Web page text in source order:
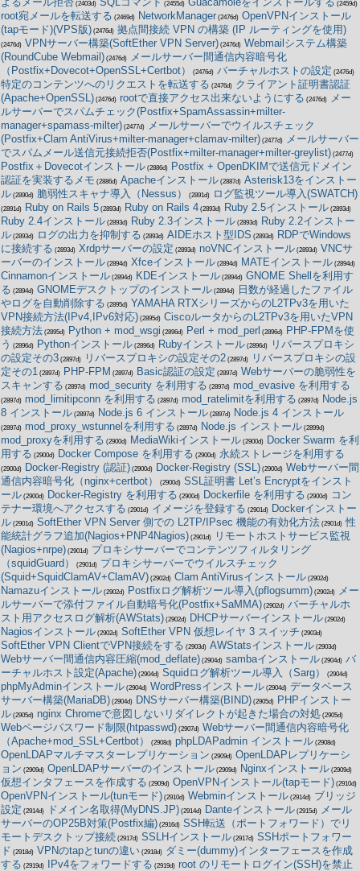
(2403d) (2455d) (2459d)
root宛メールを転送する (2469d) NetworkManager (2476d) OpenVPNインストール
(tapモード)(VPS版) (2476d) 拠点間接続 VPN の構築 (IP ルーティングを使用)
(2476d) VPNサーバー構築(SoftEther VPN Server) (2476d) Webmailシステム構築
(RoundCube Webmail) (2476d)
メールサーバー間通信内容暗号化
（Postfix+Dovecot+OpenSSL+Certbot）
(2476d) バーチャルホストの設定 (2476d)
特定のコンテンツへのリクエストを転送する (2476d) クライアント証明書認証
(Apache+OpenSSL) (2476d) rootで直接アクセス出来ないようにする (2476d)
メー
ルサーバーでスパムチェック(Postfix+SpamAssassin+milter-
manager+spamass-milter) (2477d)
メールサーバーでウイルスチェック
(Postfix+Clam AntiVirus+milter-manager+clamav-milter) (2477d)
メールサーバー
でスパムメール送信元接続拒否(Postfix+milter-manager+milter-greylist) (2477d)
Postfix＋Dovecotインストール (2886d) Postfix + OpenDKIMで送信元ドメイン
認証を実装するメモ (2886d) Apacheインストール (2887d) Asterisk13をインストー
ル (2890d) 脆弱性スキャナ導入（Nessus） (2891d) ログ監視ツール導入(SWATCH)
(2891d) Ruby on Rails 5 (2893d) Ruby on Rails 4 (2893d) Ruby 2.5インストール (2893d)
Ruby 2.4インストール (2893d) Ruby 2.3インストール (2893d) Ruby 2.2インストー
ル (2893d) ログの出力を抑制する (2893d) AIDEホスト型IDS (2893d) RDPでWindows
に接続する (2893d) Xrdpサーバーの設定 (2893d) noVNCインストール (2893d) VNCサ
ーバーのインストール (2894d) Xfceインストール (2894d) MATEインストール (2894d)
Cinnamonインストール (2894d) KDEインストール (2894d) GNOME Shellを利用す
る (2894d) GNOMEデスクトップのインストール (2894d)
日数が経過したファイル
やログを自動削除する (2895d) YAMAHA RTXシリーズからのL2TPv3を用いた
VPN接続方法(IPv4,IPv6対応) (2895d) CiscoルータからのL2TPv3を用いたVPN
接続方法 (2895d) Python + mod_wsgi (2896d) Perl + mod_perl (2896d) PHP-FPMを使
う (2896d) Pythonインストール (2896d) Rubyインストール (2896d)
リバースプロキシ
の設定その3 (2897d) リバースプロキシの設定その2 (2897d)
リバースプロキシの設
定その1 (2897d) PHP-FPM (2897d) Basic認証の設定 (2897d) Webサーバーの脆弱性を
スキャンする (2897d) mod_security を利用する (2897d) mod_evasive を利用する
(2897d) mod_limitipconn を利用する (2897d) mod_ratelimitを利用する (2897d) Node.js
8 インストール (2897d) Node.js 6 インストール (2897d) Node.js 4 インストール
(2897d) mod_proxy_wstunnelを利用する (2897d) Node.js インストール (2899d)
mod_proxyを利用する (2900d) MediaWikiインストール (2900d) Docker Swarm を利
用する (2900d) Docker Compose を利用する (2900d) 永続ストレージを利用する
(2900d) Docker-Registry (認証) (2900d) Docker-Registry (SSL) (2900d) Webサーバー間
通信内容暗号化（nginx+certbot）
(2900d) SSL証明書 Let’s Encryptをインスト
ール (2900d) Docker-Registry を利用する (2900d) Dockerfile を利用する (2900d)
コン
テナー環境へアクセスする (2901d) イメージを登録する (2901d) Dockerインストー
ル (2901d) SoftEther VPN Server 側での L2TP/IPsec 機能の有効化方法 (2901d) 性
能統計グラフ追加(Nagios+PNP4Nagios) (2901d)
リモートホストサービス監視
(Nagios+nrpe) (2901d) プロキシサーバーでコンテンツフィルタリング
（squidGuard）
(2901d) プロキシサーバーでウイルスチェック
(Squid+SquidClamAV+ClamAV) (2902d) Clam AntiVirusインストール (2902d)
Namazuインストール (2902d) Postfixログ解析ツール導入(pflogsumm) (2902d)
メー
ルサーバーで添付ファイル自動暗号化(Postfix+SaMMA) (2902d) バーチャルホ
スト用アクセスログ解析(AWStats) (2902d) DHCPサーバーインストール (2902d)
Nagiosインストール (2902d) SoftEther VPN 仮想レイヤ 3 スイッチ (2903d)
SoftEther VPN ClientでVPN接続をする (2903d) AWStatsインストール (2903d)
Webサーバー間通信内容圧縮(mod_deflate) (2904d) sambaインストール (2904d) バ
ーチャルホスト設定(Apache) (2904d) Squidログ解析ツール導入（Sarg） (2904d)
phpMyAdminインストール (2904d) WordPressインストール (2904d) データベース
サーバー構築(MariaDB) (2904d) DNSサーバー構築(BIND) (2905d) PHPインストー
ル (2905d) nginx Chromeで意図しないリダイレクトが起きた場合の対処 (2905d)
Webページパスワード制限(htpasswd) (2907d) Webサーバー間通信内容暗号化
（Apache+mod_SSL+Certbot）
(2908d) phpLDAPadmin インストール (2908d)
OpenLDAPマルチマスターレプリケーション (2909d) OpenLDAPレプリケーシ
ョン (2909d) OpenLDAPサーバーのインストール (2909d) Nginxインストール (2909d)
仮想インタフェースを作成する (2909d) OpenVPNインストール(tapモード) (2910d)
OpenVPNインストール(tunモード) (2910d) Webminインストール (2914d) ブリッジ
設定 (2914d) ドメイン名取得(MyDNS.JP) (2914d) Danteインストール (2915d)
メール
サーバーのOP25B対策(Postfix編) (2916d) SSH転送（ポートフォワード）でリ
モートデスクトップ接続 (2917d) SSLHインストール (2917d) SSHポートフォワー
ド (2918d) VPNのtapとtunの違い (2918d) ダミー(dummy)インターフェースを作成
する (2919d) IPv4をフォワードする (2919d) root のリモートログイン(SSH)を禁止